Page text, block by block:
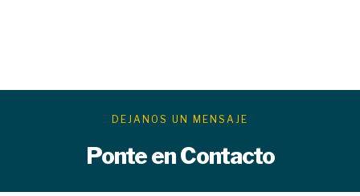
DEJANOS UN MENSAJE
Ponte en Contacto